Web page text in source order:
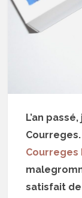
L’an
Courreges
satisfait